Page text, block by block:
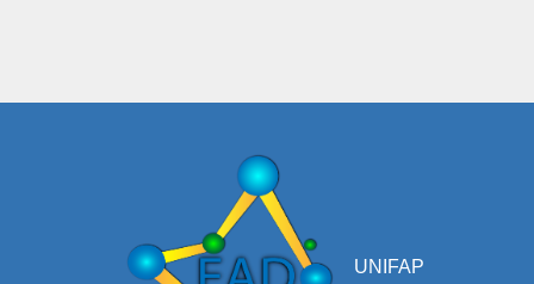
UNIFAP